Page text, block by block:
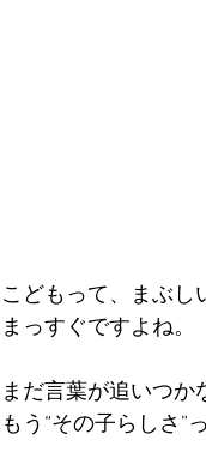
こどもって、まぶし
まっすぐですよね。
まだ言葉が追いつか
もう“その子らしさ”